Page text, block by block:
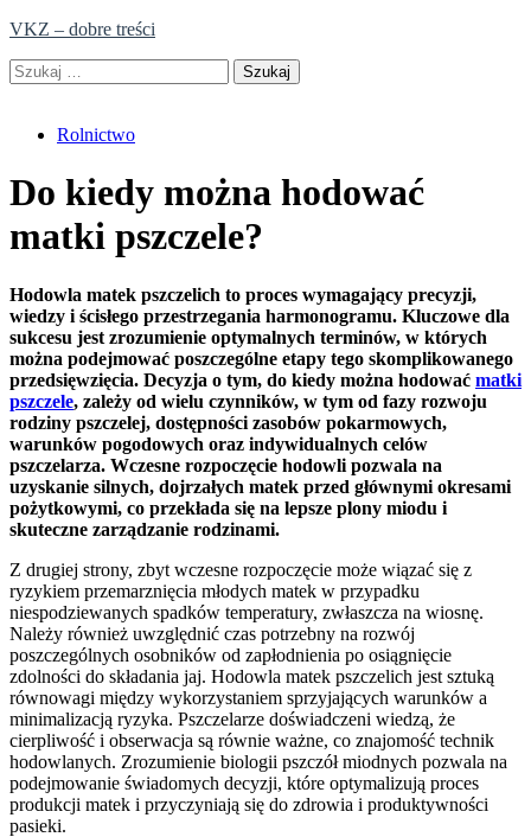
Skip
content
VKZ – dobre treści
Szukaj:
Rolnictwo
Do kiedy można hodować
matki pszczele?
Hodowla matek pszczelich to proces wymagający precyzji,
wiedzy i ścisłego przestrzegania harmonogramu. Kluczowe dla
sukcesu jest zrozumienie optymalnych terminów, w których
można podejmować poszczególne etapy tego skomplikowanego
przedsięwzięcia. Decyzja o tym, do kiedy można hodować matki
pszczele, zależy od wielu czynników, w tym od fazy rozwoju
rodziny pszczelej, dostępności zasobów pokarmowych,
warunków pogodowych oraz indywidualnych celów
pszczelarza. Wczesne rozpoczęcie hodowli pozwala na
uzyskanie silnych, dojrzałych matek przed głównymi okresami
pożytkowymi, co przekłada się na lepsze plony miodu i
skuteczne zarządzanie rodzinami.
Z drugiej strony, zbyt wczesne rozpoczęcie może wiązać się z
ryzykiem przemarznięcia młodych matek w przypadku
niespodziewanych spadków temperatury, zwłaszcza na wiosnę.
Należy również uwzględnić czas potrzebny na rozwój
poszczególnych osobników od zapłodnienia po osiągnięcie
zdolności do składania jaj. Hodowla matek pszczelich jest sztuką
równowagi między wykorzystaniem sprzyjających warunków a
minimalizacją ryzyka. Pszczelarze doświadczeni wiedzą, że
cierpliwość i obserwacja są równie ważne, co znajomość technik
hodowlanych. Zrozumienie biologii pszczół miodnych pozwala na
podejmowanie świadomych decyzji, które optymalizują proces
produkcji matek i przyczyniają się do zdrowia i produktywności
pasieki.